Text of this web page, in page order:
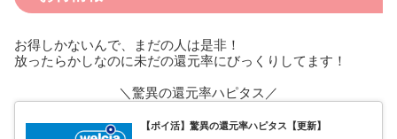
お得しかないんで、まだの人は是非！
放ったらかしなのに未だの還元率にびっくりしてます！
＼驚異の還元率ハピタス／
【ポイ活】驚異の還元率ハピタス【更新】